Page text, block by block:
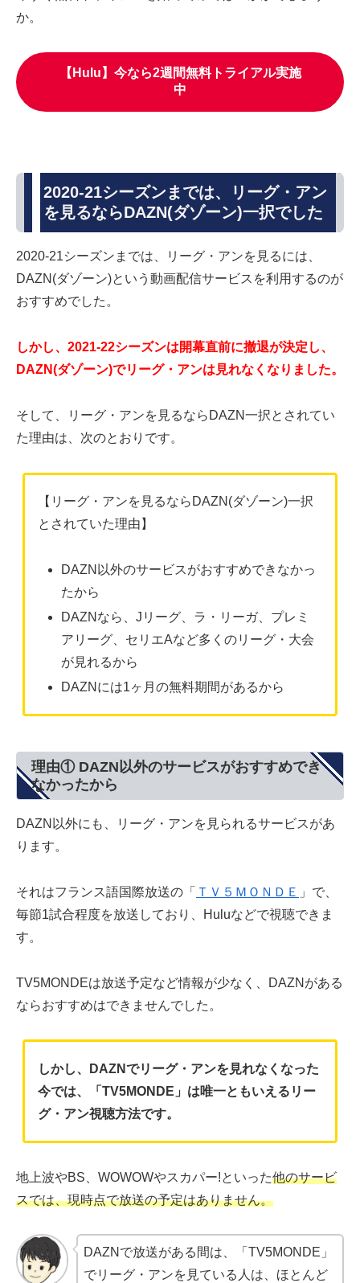
か。
【Hulu】今なら2週間無料トライアル実施
中
2020-21シーズンまでは、リーグ・アン
を見るならDAZN(ダゾーン)一択でした
2020-21シーズンまでは、リーグ・アンを見るには、
DAZN(ダゾーン)という動画配信サービスを利用するのが
おすすめでした。
しかし、2021-22シーズンは開幕直前に撤退が決定し、
DAZN(ダゾーン)でリーグ・アンは見れなくなりました。
そして、リーグ・アンを見るならDAZN一択とされてい
た理由は、次のとおりです。
【リーグ・アンを見るならDAZN(ダゾーン)一択
とされていた理由】
DAZN以外のサービスがおすすめできなかっ
たから
DAZNなら、Jリーグ、ラ・リーガ、プレミ
アリーグ、セリエAなど多くのリーグ・大会
が見れるから
DAZNには1ヶ月の無料期間があるから
理由① DAZN以外のサービスがおすすめでき
なかったから
DAZN以外にも、リーグ・アンを見られるサービスがあ
ります。
それはフランス語国際放送の「 ＴＶ５ＭＯＮＤＥ 」で、
毎節1試合程度を放送しており、Huluなどで視聴できま
す。
TV5MONDEは放送予定など情報が少なく、DAZNがある
ならおすすめはできませんでした。
しかし、DAZNでリーグ・アンを見れなくなった
今では、「TV5MONDE」は唯一ともいえるリー
グ・アン視聴方法です。
地上波やBS、WOWOWやスカパー!といった他のサービ
スでは、現時点で放送の予定はありません。
DAZNで放送がある間は、「TV5MONDE」
でリーグ・アンを見ている人は、ほとんど